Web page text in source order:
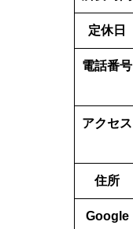
定休日
電話番号
アクセス
住所
Google